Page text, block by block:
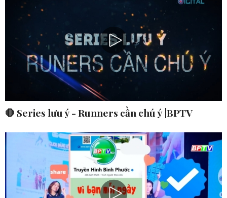
🛑 Series lưu ý - Runners cần chú ý |BPTV